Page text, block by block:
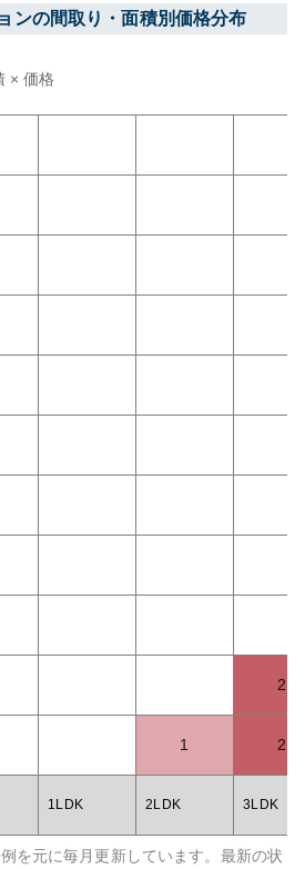
ンの間取り・面積別価格分布
× 価格
2
1 2
1LDK 2LDK 3LDK
を元に毎月更新しています。最新の状